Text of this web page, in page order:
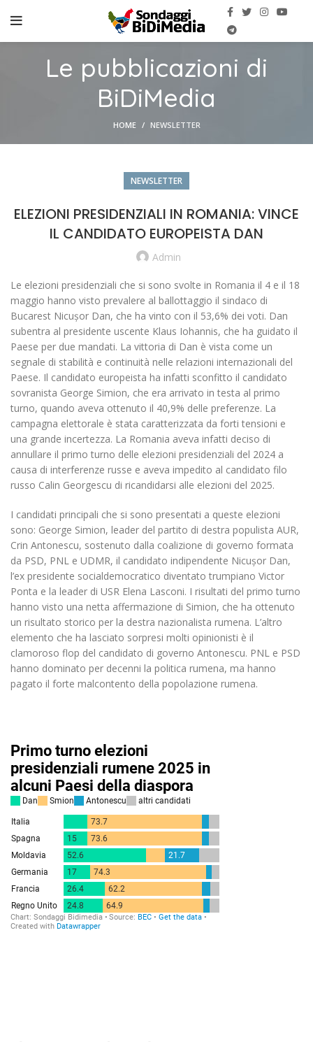
Le pubblicazioni di
BiDiMedia
HOME NEWSLETTER
NEWSLETTER
ELEZIONI PRESIDENZIALI IN ROMANIA: VINCE
IL CANDIDATO EUROPEISTA DAN
Admin
Le elezioni presidenziali che si sono svolte in Romania il 4 e il 18
maggio hanno visto prevalere al ballottaggio il sindaco di
Bucarest Nicușor Dan, che ha vinto con il 53,6% dei voti. Dan
subentra al presidente uscente Klaus Iohannis, che ha guidato il
Paese per due mandati. La vittoria di Dan è vista come un
segnale di stabilità e continuità nelle relazioni internazionali del
Paese. Il candidato europeista ha infatti sconfitto il candidato
sovranista George Simion, che era arrivato in testa al primo
turno, quando aveva ottenuto il 40,9% delle preferenze. La
campagna elettorale è stata caratterizzata da forti tensioni e
una grande incertezza. La Romania aveva infatti deciso di
annullare il primo turno delle elezioni presidenziali del 2024 a
causa di interferenze russe e aveva impedito al candidato filo
russo Calin Georgescu di ricandidarsi alle elezioni del 2025.
I candidati principali che si sono presentati a queste elezioni
sono: George Simion, leader del partito di destra populista AUR,
Crin Antonescu, sostenuto dalla coalizione di governo formata
da PSD, PNL e UDMR, il candidato indipendente Nicușor Dan,
l’ex presidente socialdemocratico diventato trumpiano Victor
Ponta e la leader di USR Elena Lasconi. I risultati del primo turno
hanno visto una netta affermazione di Simion, che ha ottenuto
un risultato storico per la destra nazionalista rumena. L’altro
elemento che ha lasciato sorpresi molti opinionisti è il
clamoroso flop del candidato di governo Antonescu. PNL e PSD
hanno dominato per decenni la politica rumena, ma hanno
pagato il forte malcontento della popolazione rumena.